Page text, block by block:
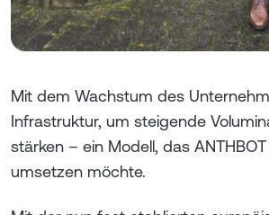
Mit dem Wachstum des
Infrastruktur, um steigende
stärken – ein Modell, das
umsetzen möchte.